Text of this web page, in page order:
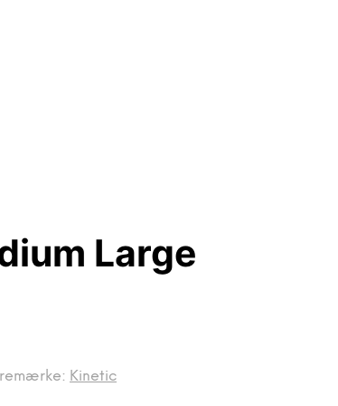
Large
Kinetic